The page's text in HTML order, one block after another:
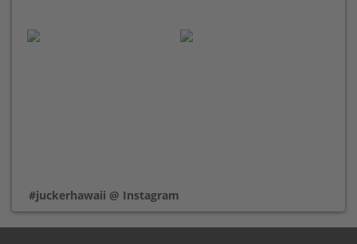
#juckerhawaii @ Instagram